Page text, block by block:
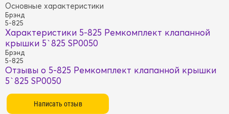
Основные характеристики
Брэнд
5-825
Характеристики 5-825 Ремкомплект клапанной
крышки 5`825 SP0050
Брэнд
5-825
Отзывы о 5-825 Ремкомплект клапанной крышки
5`825 SP0050